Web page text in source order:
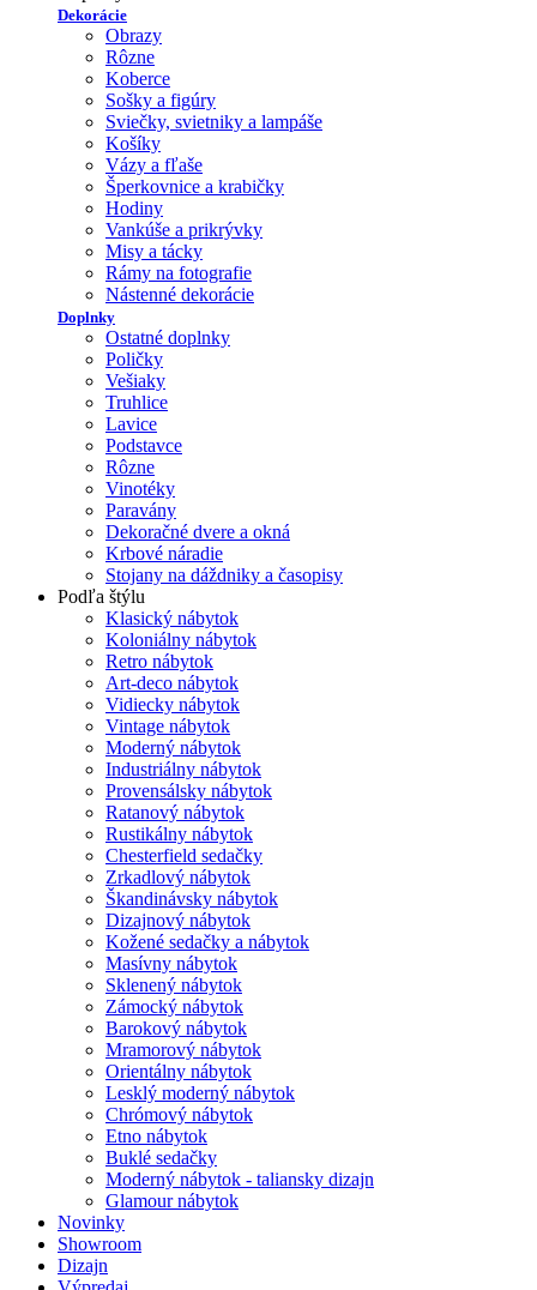
Dekorácie
Obrazy
Rôzne
Koberce
Sošky a figúry
Sviečky, svietniky a lampáše
Košíky
Vázy a fľaše
Šperkovnice a krabičky
Hodiny
Vankúše a prikrývky
Misy a tácky
Rámy na fotografie
Nástenné dekorácie
Doplnky
Ostatné doplnky
Poličky
Vešiaky
Truhlice
Lavice
Podstavce
Rôzne
Vinotéky
Paravány
Dekoračné dvere a okná
Krbové náradie
Stojany na dáždniky a časopisy
Podľa štýlu
Klasický nábytok
Koloniálny nábytok
Retro nábytok
Art-deco nábytok
Vidiecky nábytok
Vintage nábytok
Moderný nábytok
Industriálny nábytok
Provensálsky nábytok
Ratanový nábytok
Rustikálny nábytok
Chesterfield sedačky
Zrkadlový nábytok
Škandinávsky nábytok
Dizajnový nábytok
Kožené sedačky a nábytok
Masívny nábytok
Sklenený nábytok
Zámocký nábytok
Barokový nábytok
Mramorový nábytok
Orientálny nábytok
Lesklý moderný nábytok
Chrómový nábytok
Etno nábytok
Buklé sedačky
Moderný nábytok - taliansky dizajn
Glamour nábytok
Novinky
Showroom
Dizajn